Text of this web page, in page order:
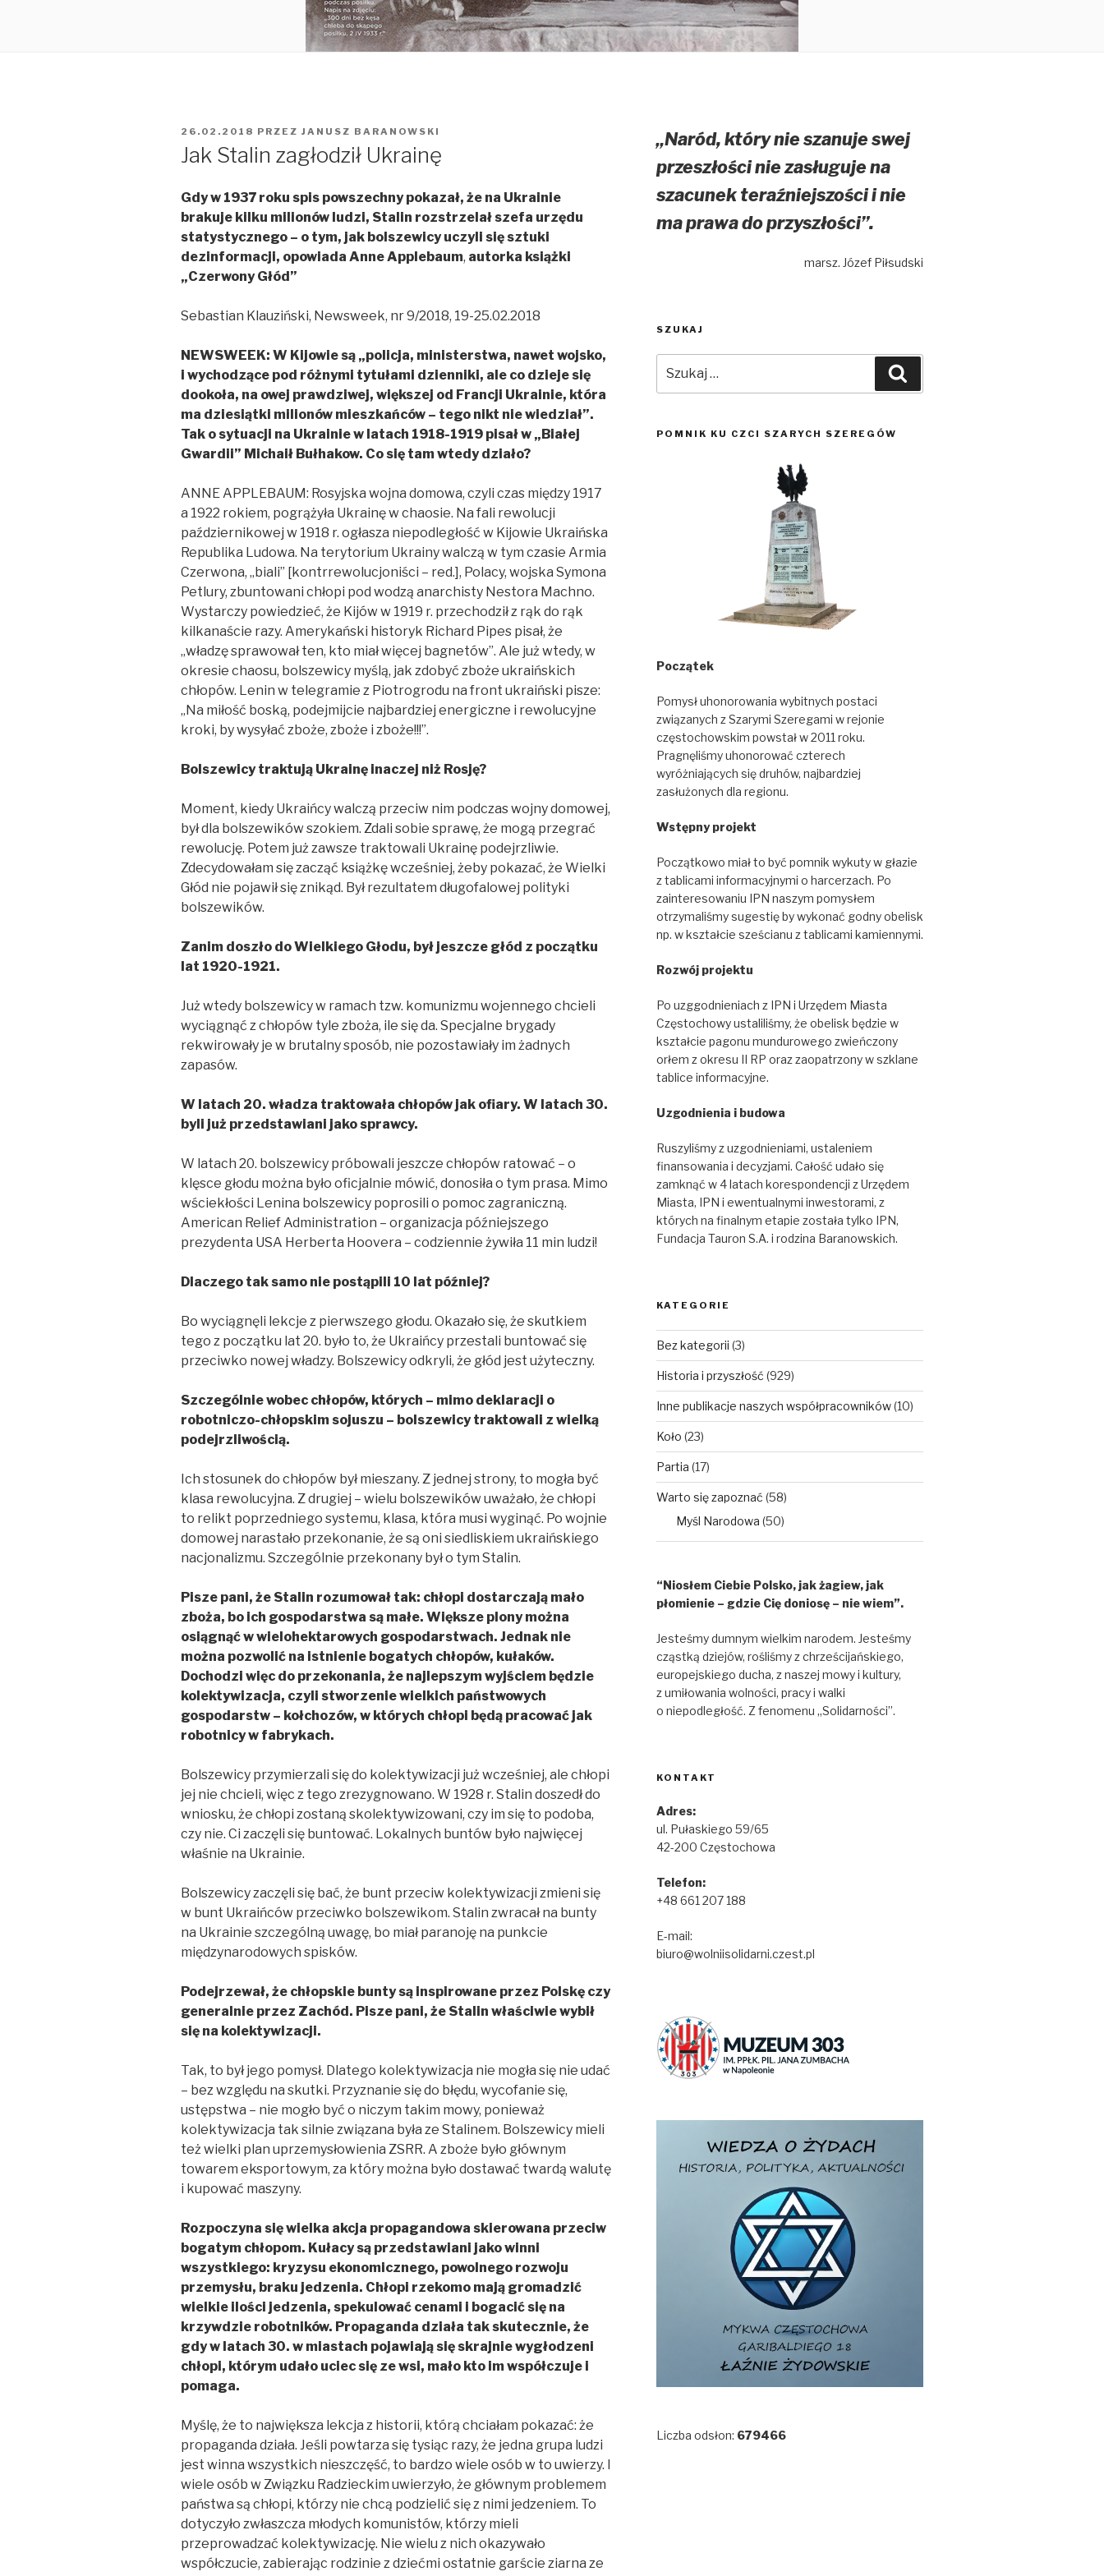
OPUBLIKOWANE
W
26.02.2018 PRZEZ JANUSZ BARANOWSKI
Jak Stalin zagłodził Ukrainę
Gdy w 1937 roku spis powszechny pokazał, że na Ukrainie
brakuje kilku milionów ludzi, Stalin rozstrzelał szefa urzędu
statystycznego – o tym, jak bolszewicy uczyli się sztuki
dezinformacji, opowiada Anne Applebaum, autorka książki
„Czerwony Głód”
Sebastian Klauziński, Newsweek, nr 9/2018, 19-25.02.2018
NEWSWEEK: W Kijowie są „policja, ministerstwa, nawet wojsko,
i wychodzące pod różnymi tytułami dzienniki, ale co dzieje się
dookoła, na owej prawdziwej, większej od Francji Ukrainie, która
ma dziesiątki milionów mieszkańców – tego nikt nie wiedział”.
Tak o sytuacji na Ukrainie w latach 1918-1919 pisał w „Białej
Gwardii” Michaił Bułhakow. Co się tam wtedy działo?
ANNE APPLEBAUM: Rosyjska wojna domowa, czyli czas między 1917
a 1922 rokiem, pogrążyła Ukrainę w chaosie. Na fali rewolucji
październikowej w 1918 r. ogłasza niepodległość w Kijowie Ukraińska
Republika Ludowa. Na terytorium Ukrainy walczą w tym czasie Armia
Czerwona, „biali” [kontrrewolucjoniści – red.], Polacy, wojska Symona
Petlury, zbuntowani chłopi pod wodzą anarchisty Nestora Machno.
Wystarczy powiedzieć, że Kijów w 1919 r. przechodził z rąk do rąk
kilkanaście razy. Amerykański historyk Richard Pipes pisał, że
„władzę sprawował ten, kto miał więcej bagnetów”. Ale już wtedy, w
okresie chaosu, bolszewicy myślą, jak zdobyć zboże ukraińskich
chłopów. Lenin w telegramie z Piotrogrodu na front ukraiński pisze:
„Na miłość boską, podejmijcie najbardziej energiczne i rewolucyjne
kroki, by wysyłać zboże, zboże i zboże!!!”.
Bolszewicy traktują Ukrainę inaczej niż Rosję?
Moment, kiedy Ukraińcy walczą przeciw nim podczas wojny domowej,
był dla bolszewików szokiem. Zdali sobie sprawę, że mogą przegrać
rewolucję. Potem już zawsze traktowali Ukrainę podejrzliwie.
Zdecydowałam się zacząć książkę wcześniej, żeby pokazać, że Wielki
Głód nie pojawił się znikąd. Był rezultatem długofalowej polityki
bolszewików.
Zanim doszło do Wielkiego Głodu, był jeszcze głód z początku
lat 1920-1921.
Już wtedy bolszewicy w ramach tzw. komunizmu wojennego chcieli
wyciągnąć z chłopów tyle zboża, ile się da. Specjalne brygady
rekwirowały je w brutalny sposób, nie pozostawiały im żadnych
zapasów.
W latach 20. władza traktowała chłopów jak ofiary. W latach 30.
byli już przedstawiani jako sprawcy.
W latach 20. bolszewicy próbowali jeszcze chłopów ratować – o
klęsce głodu można było oficjalnie mówić, donosiła o tym prasa. Mimo
wściekłości Lenina bolszewicy poprosili o pomoc zagraniczną.
American Relief Administration – organizacja późniejszego
prezydenta USA Herberta Hoovera – codziennie żywiła 11 min ludzi!
Dlaczego tak samo nie postąpili 10 lat później?
Bo wyciągnęli lekcje z pierwszego głodu. Okazało się, że skutkiem
tego z początku lat 20. było to, że Ukraińcy przestali buntować się
przeciwko nowej władzy. Bolszewicy odkryli, że głód jest użyteczny.
Szczególnie wobec chłopów, których – mimo deklaracji o
robotniczo-chłopskim sojuszu – bolszewicy traktowali z wielką
podejrzliwością.
Ich stosunek do chłopów był mieszany. Z jednej strony, to mogła być
klasa rewolucyjna. Z drugiej – wielu bolszewików uważało, że chłopi
to relikt poprzedniego systemu, klasa, która musi wyginąć. Po wojnie
domowej narastało przekonanie, że są oni siedliskiem ukraińskiego
nacjonalizmu. Szczególnie przekonany był o tym Stalin.
Pisze pani, że Stalin rozumował tak: chłopi dostarczają mało
zboża, bo ich gospodarstwa są małe. Większe plony można
osiągnąć w wielohektarowych gospodarstwach. Jednak nie
można pozwolić na istnienie bogatych chłopów, kułaków.
Dochodzi więc do przekonania, że najlepszym wyjściem będzie
kolektywizacja, czyli stworzenie wielkich państwowych
gospodarstw – kołchozów, w których chłopi będą pracować jak
robotnicy w fabrykach.
Bolszewicy przymierzali się do kolektywizacji już wcześniej, ale chłopi
jej nie chcieli, więc z tego zrezygnowano. W 1928 r. Stalin doszedł do
wniosku, że chłopi zostaną skolektywizowani, czy im się to podoba,
czy nie. Ci zaczęli się buntować. Lokalnych buntów było najwięcej
właśnie na Ukrainie.
Bolszewicy zaczęli się bać, że bunt przeciw kolektywizacji zmieni się
w bunt Ukraińców przeciwko bolszewikom. Stalin zwracał na bunty
na Ukrainie szczególną uwagę, bo miał paranoję na punkcie
międzynarodowych spisków.
Podejrzewał, że chłopskie bunty są inspirowane przez Polskę czy
generalnie przez Zachód. Pisze pani, że Stalin właściwie wybił
się na kolektywizacji.
Tak, to był jego pomysł. Dlatego kolektywizacja nie mogła się nie udać
– bez względu na skutki. Przyznanie się do błędu, wycofanie się,
ustępstwa – nie mogło być o niczym takim mowy, ponieważ
kolektywizacja tak silnie związana była ze Stalinem. Bolszewicy mieli
też wielki plan uprzemysłowienia ZSRR. A zboże było głównym
towarem eksportowym, za który można było dostawać twardą walutę
i kupować maszyny.
Rozpoczyna się wielka akcja propagandowa skierowana przeciw
bogatym chłopom. Kułacy są przedstawiani jako winni
wszystkiego: kryzysu ekonomicznego, powolnego rozwoju
przemysłu, braku jedzenia. Chłopi rzekomo mają gromadzić
wielkie ilości jedzenia, spekulować cenami i bogacić się na
krzywdzie robotników. Propaganda działa tak skutecznie, że
gdy w latach 30. w miastach pojawiają się skrajnie wygłodzeni
chłopi, którym udało uciec się ze wsi, mało kto im współczuje i
pomaga.
Myślę, że to największa lekcja z historii, którą chciałam pokazać: że
propaganda działa. Jeśli powtarza się tysiąc razy, że jedna grupa ludzi
jest winna wszystkich nieszczęść, to bardzo wiele osób w to uwierzy. I
wiele osób w Związku Radzieckim uwierzyło, że głównym problemem
państwa są chłopi, którzy nie chcą podzielić się z nimi jedzeniem. To
dotyczyło zwłaszcza młodych komunistów, którzy mieli
przeprowadzać kolektywizację. Nie wielu z nich okazywało
współczucie, zabierając rodzinie z dziećmi ostatnie garście ziarna ze
„Naród, który nie szanuje swej
przeszłości nie zasługuje na
szacunek teraźniejszości i nie
ma prawa do przyszłości”.
marsz. Józef Piłsudski
SZUKAJ
POMNIK KU CZCI SZARYCH SZEREGÓW
Początek
Pomysł uhonorowania wybitnych postaci
związanych z Szarymi Szeregami w rejonie
częstochowskim powstał w 2011 roku.
Pragnęliśmy uhonorować czterech
wyróżniających się druhów, najbardziej
zasłużonych dla regionu.
Wstępny projekt
Początkowo miał to być pomnik wykuty w głazie
z tablicami informacyjnymi o harcerzach. Po
zainteresowaniu IPN naszym pomysłem
otrzymaliśmy sugestię by wykonać godny obelisk
np. w kształcie sześcianu z tablicami kamiennymi.
Rozwój projektu
Po uzggodnieniach z IPN i Urzędem Miasta
Częstochowy ustaliliśmy, że obelisk będzie w
kształcie pagonu mundurowego zwieńczony
orłem z okresu II RP oraz zaopatrzony w szklane
tablice informacyjne.
Uzgodnienia i budowa
Ruszyliśmy z uzgodnieniami, ustaleniem
finansowania i decyzjami. Całość udało się
zamknąć w 4 latach korespondencji z Urzędem
Miasta, IPN i ewentualnymi inwestorami, z
których na finalnym etapie została tylko IPN,
Fundacja Tauron S.A. i rodzina Baranowskich.
KATEGORIE
Bez kategorii (3)
Historia i przyszłość (929)
Inne publikacje naszych współpracowników(10)
Koło (23)
Partia (17)
Warto się zapoznać (58)
Myśl Narodowa (50)
“Niosłem Ciebie Polsko, jak żagiew, jak
płomienie – gdzie Cię doniosę – nie wiem”.
Jesteśmy dumnym wielkim narodem. Jesteśmy
cząstką dziejów, rośliśmy z chrześcijańskiego,
europejskiego ducha, z naszej mowy i kultury,
z umiłowania wolności, pracy i walki
o niepodległość. Z fenomenu „Solidarności”.
KONTAKT
Adres:
ul. Pułaskiego 59/65
42-200 Częstochowa
Telefon:
+48 661 207 188
E-mail:
biuro@wolniisolidarni.czest.pl
Liczba odsłon: 679466